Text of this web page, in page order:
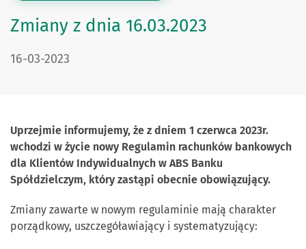
Zmiany z dnia 16.03.2023
DATA PUBLIKACJI:
16-03-2023
Uprzejmie informujemy, że z dniem 1 czerwca 2023r.
wchodzi w życie nowy Regulamin rachunków bankowych
dla Klientów Indywidualnych w ABS Banku
Spółdzielczym, który zastąpi obecnie obowiązujący.
Zmiany zawarte w nowym regulaminie mają charakter
porządkowy, uszczegóławiający i systematyzujący: